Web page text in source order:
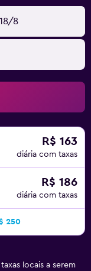
8
R$ 163
diária com taxas
R$ 186
diária com taxas
250
locais a serem